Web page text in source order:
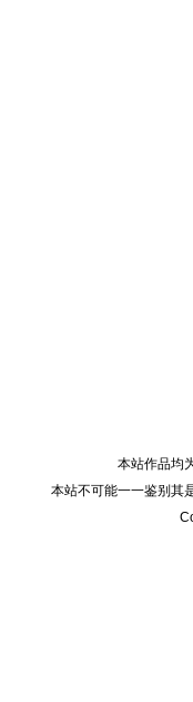
本站作品均
本站不可能一一鉴别其